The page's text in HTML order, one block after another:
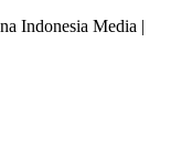
Indonesia Media |